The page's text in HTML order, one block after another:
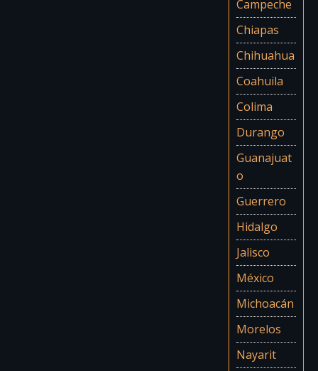
Campeche
Chiapas
Chihuahua
Coahuila
Colima
Durango
Guanajuat
o
Guerrero
Hidalgo
Jalisco
México
Michoacán
Morelos
Nayarit